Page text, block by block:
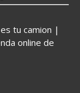
tu camion |
online de